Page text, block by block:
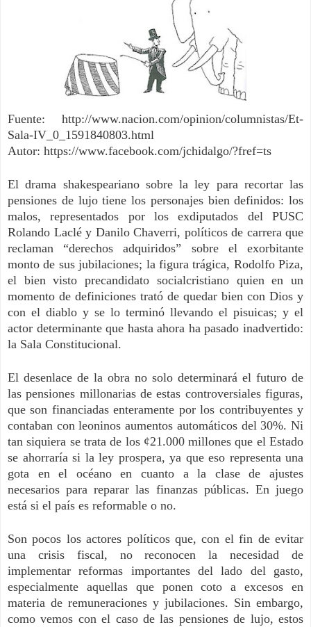
Fuente: http://www.nacion.com/opinion/columnistas/Et-
Sala-IV_0_1591840803.html
Autor: https://www.facebook.com/jchidalgo/?fref=ts
El drama shakespeariano sobre la ley para recortar las
pensiones de lujo tiene los personajes bien definidos: los
malos, representados por los exdiputados del PUSC
Rolando Laclé y Danilo Chaverri, políticos de carrera que
reclaman “derechos adquiridos” sobre el exorbitante
monto de sus jubilaciones; la figura trágica, Rodolfo Piza,
el bien visto precandidato socialcristiano quien en un
momento de definiciones trató de quedar bien con Dios y
con el diablo y se lo terminó llevando el pisuicas; y el
actor determinante que hasta ahora ha pasado inadvertido:
la Sala Constitucional.
El desenlace de la obra no solo determinará el futuro de
las pensiones millonarias de estas controversiales figuras,
que son financiadas enteramente por los contribuyentes y
contaban con leoninos aumentos automáticos del 30%. Ni
tan siquiera se trata de los ¢21.000 millones que el Estado
se ahorraría si la ley prospera, ya que eso representa una
gota en el océano en cuanto a la clase de ajustes
necesarios para reparar las finanzas públicas. En juego
está si el país es reformable o no.
Son pocos los actores políticos que, con el fin de evitar
una crisis fiscal, no reconocen la necesidad de
implementar reformas importantes del lado del gasto,
especialmente aquellas que ponen coto a excesos en
materia de remuneraciones y jubilaciones. Sin embargo,
como vemos con el caso de las pensiones de lujo, estos